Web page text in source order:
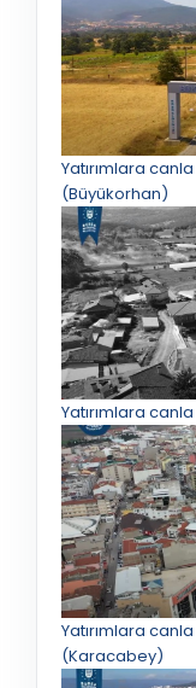
Yatırımlara
(Büyükorhan)
Yatırımlara
Yatırımlara
(Karacabey)